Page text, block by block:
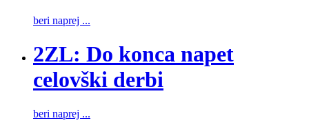
beri naprej ...
2ZL: Do konca napet
celovški derbi
beri naprej ...